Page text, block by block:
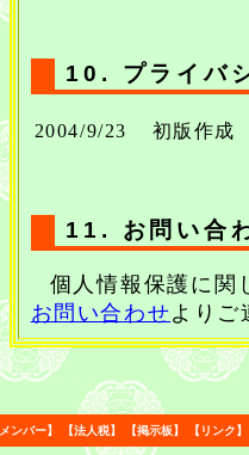
10. プライバ
2004/9/23 初版作成
11. お問い合
個人情報保護に関
お問い合わせよりご
メンバー】 【法人税】 【掲示板】 【 リンク】